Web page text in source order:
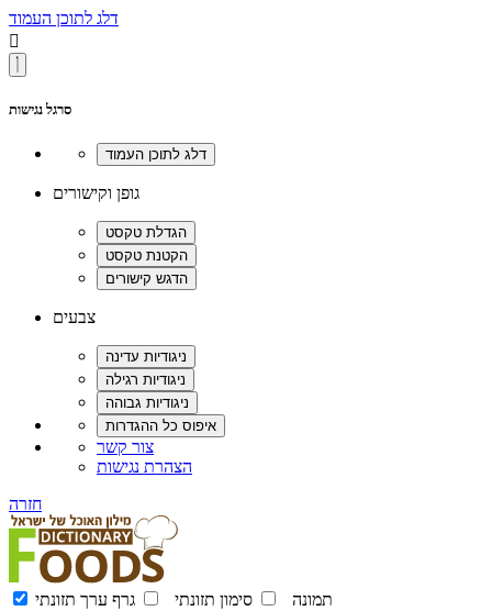
דלג לתוכן העמוד

סרגל נגישות
גופן וקישורים
צבעים
צור קשר
הצהרת נגישות
חזרה
תמונה סימון תזונתי גרף ערך תזונתי